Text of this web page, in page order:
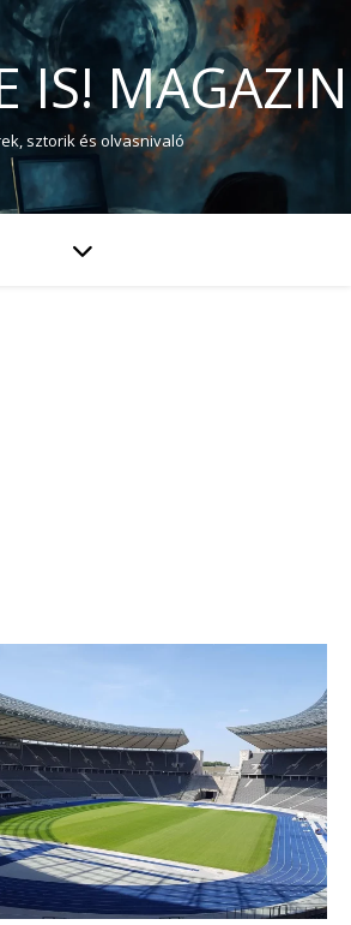
IS! MAGAZIN
sztorik és olvasnivaló